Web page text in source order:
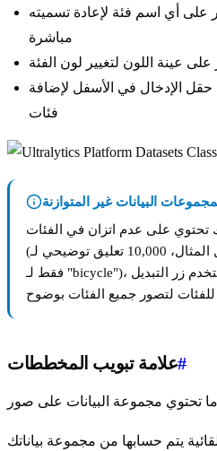
على أي اسم فئة لإعادة تسميته
مباشرة
على عينة اللون لتغيير لون الفئة
الإدخال في الأسفل لإضافة
فئات
البيانات غير المتوازنة
تحتوي على عدم اتزان في الفئات
(على سبيل المثال، 10,000 تعليق توضيحي لـ "person" ولكن 50
علامة تبويب المخططات#